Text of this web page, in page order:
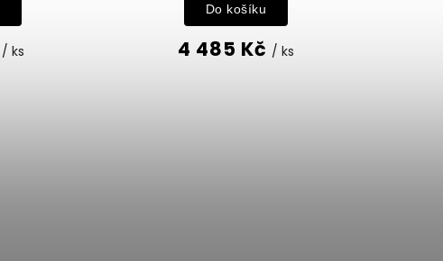
/ ks 4 485 Kč / ks
Do košíku